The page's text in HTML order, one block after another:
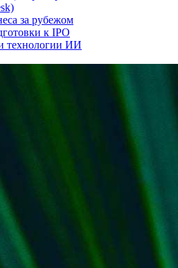
за рубежом
к IPO
технологии ИИ